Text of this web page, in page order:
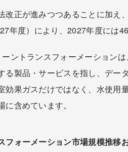
改正が進みつつあることに加え
年度）により、2027年度には
ントランスフォーメーション
る製品・サービスを指し、デー
効果ガスだけではなく、水使用
含めています。
フォーメーション市場規模推移